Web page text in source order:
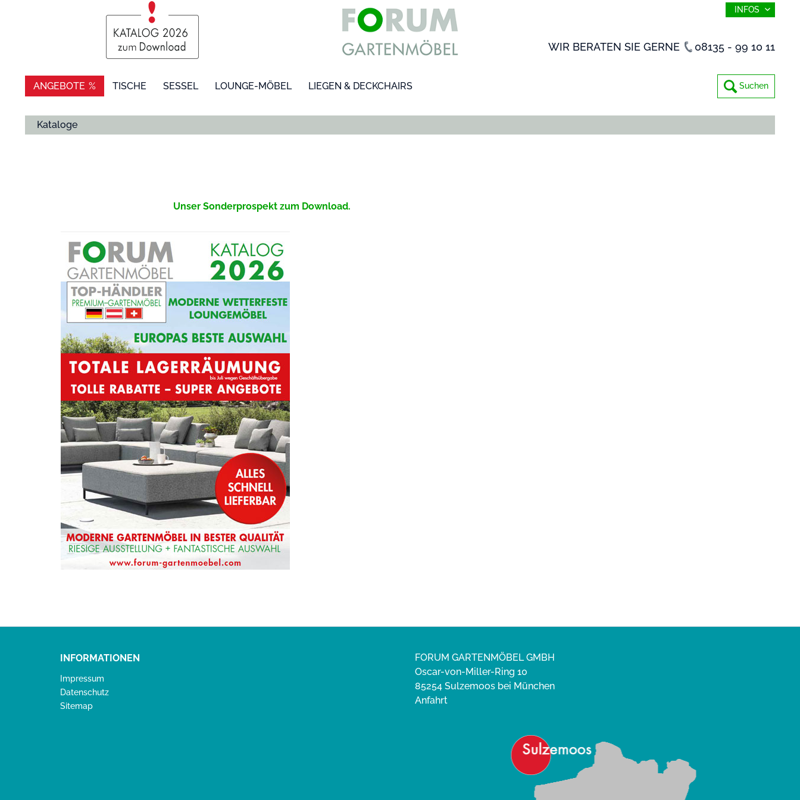
INFOS
Suchen
WIR BERATEN SIE GERNE 08135 - 99 10 11
ANGEBOTE TISCHE SESSEL LOUNGE-MÖBEL LIEGEN & DECKCHAIRS
Kataloge
Unser Sonderprospekt zum Download.
INFORMATIONEN
Impressum
Datenschutz
Sitemap
FORUM GARTENMÖBEL GMBH
Oscar-von-Miller-Ring 10
85254 Sulzemoos bei München
Anfahrt